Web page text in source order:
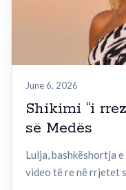
June 6, 2026
Shikimi “i
së Medës
Lulja, bashkëshortja
video të re në rrjetet